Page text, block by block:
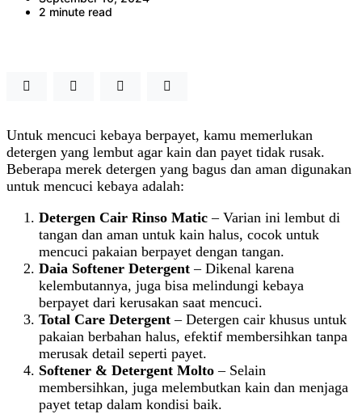
2 minute read
Untuk mencuci kebaya berpayet, kamu memerlukan
detergen yang lembut agar kain dan payet tidak rusak.
Beberapa merek detergen yang bagus dan aman digunakan
untuk mencuci kebaya adalah:
Detergen Cair Rinso Matic – Varian ini lembut di
tangan dan aman untuk kain halus, cocok untuk
mencuci pakaian berpayet dengan tangan.
Daia Softener Detergent – Dikenal karena
kelembutannya, juga bisa melindungi kebaya
berpayet dari kerusakan saat mencuci.
Total Care Detergent – Detergen cair khusus untuk
pakaian berbahan halus, efektif membersihkan tanpa
merusak detail seperti payet.
Softener & Detergent Molto – Selain
membersihkan, juga melembutkan kain dan menjaga
payet tetap dalam kondisi baik.